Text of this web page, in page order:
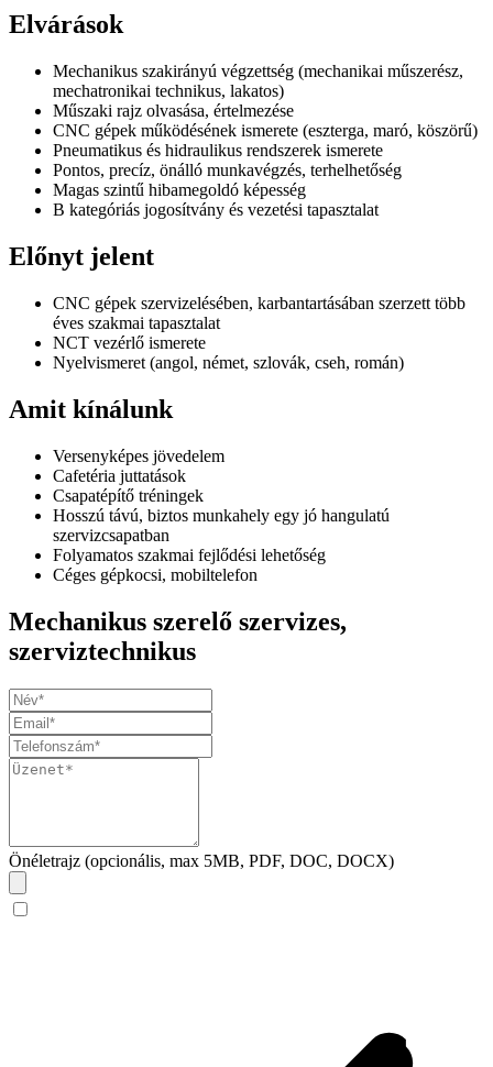
Elvárások
Mechanikus szakirányú végzettség (mechanikai műszerész,
mechatronikai technikus, lakatos)
Műszaki rajz olvasása, értelmezése
CNC gépek működésének ismerete (eszterga, maró, köszörű)
Pneumatikus és hidraulikus rendszerek ismerete
Pontos, precíz, önálló munkavégzés, terhelhetőség
Magas szintű hibamegoldó képesség
B kategóriás jogosítvány és vezetési tapasztalat
Előnyt jelent
CNC gépek szervizelésében, karbantartásában szerzett több
éves szakmai tapasztalat
NCT vezérlő ismerete
Nyelvismeret (angol, német, szlovák, cseh, román)
Amit kínálunk
Versenyképes jövedelem
Cafetéria juttatások
Csapatépítő tréningek
Hosszú távú, biztos munkahely egy jó hangulatú
szervizcsapatban
Folyamatos szakmai fejlődési lehetőség
Céges gépkocsi, mobiltelefon
Mechanikus szerelő szervizes,
szerviztechnikus
Önéletrajz (opcionális, max 5MB, PDF, DOC, DOCX)